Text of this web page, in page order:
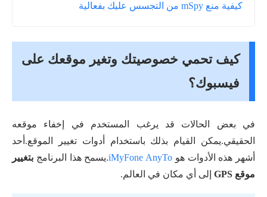
كيفية منع mSpy من التجسس عليك بفعالية
كيف تحمي خصوصيتك وتغير موقعك على
فيسبوك؟
في بعض الحالات قد يرغب المستخدم في إخفاء موقعه
الحقيقي.يمكن القيام بذلك باستخدام أدوات تغيير الموقع.أحد
أشهر هذه الأدوات هو iMyFone AnyTo.يسمح هذا البرنامج بتغيير
موقع GPS
إلى أي مكان في العالم.